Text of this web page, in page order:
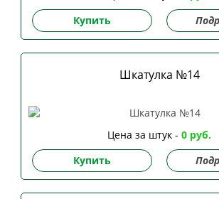
Купить
Шкатулка №14
Цена за штук - 0 руб.
Купить